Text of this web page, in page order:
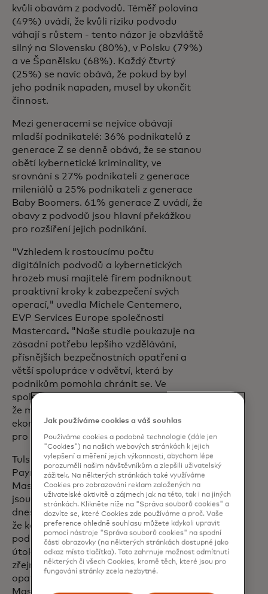
kvůli obavám z podvodů. Téměř polovina
(49%) uvádí, že kvůli riziku podvodu
váhají s růstem - tento názor je obzvláště
silný na Slovensku (80%), v Polsku (79%)
a ve Španělsku (68%). Každý čtvrtý
(25%) se navíc obává, že pokud by byl
jeho podnik napaden, musel by ukončit
činnost.
Mezi generacemi se nejvíce obávají
mladší podnikatelé: 36% podnikatelů z
generace Z se denně obává, že se stanou
obětí kybernetické kriminality, ve
srovnání s 27% podnikateli z generace
mileniálů a 25% podnikateli z generace
Baby Boomers. 61% generace Z uvádí, že
obavy z podvodů jsou hlavní překážkou
pro rozšíření jejich podnikání.
"Vzhledem k rostoucímu počtu
digitálních podvodů a kybernetických
hrozeb musí majitelé firem podniknout
proaktivní kroky k zabezpečení svých
operací," uvedla Michele Centemero,
EVP Services Europe společnosti
Mastercard. "Naše studie poukazuje na
zásadní potřebu lepšího vzdělávání,
přísnějších bezpečnostních opatření a
větší spolupráce v odvětví, která by
podnikům pomohla chránit se. Ve
společnosti Mastercard si uvědomujeme,
že malé podniky jsou páteří evropské
ekonomiky a jejich odolnost je zásadní
pro růst a inovace."
Tulsi Narayan, EVP Commercial and New
Payment Flows Europe společnosti
Mastercard, říká: "Kybernetické hrozby
jsou jednou z největších výzev, kterým
dnes malé podniky čelí. Vzhledem k tomu,
že každý čtvrtý evropský malý a střední
podnik se obává, že by ho kybernetický
útok mohl donutit ukončit činnost, je
zřejmé, že přísnější bezpečnostní
opatření jsou nezbytná. Společnost
Mastercard se zavázala poskytnout
Jak používáme cookies a váš souhlas
Používáme cookies a podobné technologie (dále jen
"Cookies") na našich webových stránkách k jejich
vylepšení a měření jejich výkonnosti, abychom lépe
porozuměli našim návštěvníkům a zlepšili uživatelský
zážitek. Na některých stránkách také využíváme
Cookies pro zobrazování reklam založených na
uživatelské aktivitě a zájmech jak na této, tak i na jiných
stránkách. Klikněte níže na "Správa souborů cookies" a
dozvíte se, které Cookies zde používáme a proč. Vaše
preference ohledně souhlasu můžete kdykoli upravit
pomocí nástroje "Správa souborů cookies" na spodní
části obrazovky (na některých stránkách dostupné jako
odkaz místo tlačítka). Toto zahrnuje možnost odmítnutí
některých či všech Cookies, kromě těch, které jsou pro
fungování stránky zcela nezbytné.